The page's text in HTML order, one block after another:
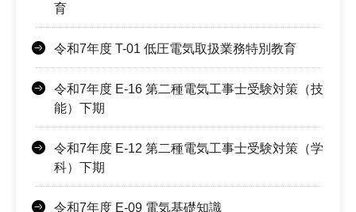
育
令和7年度 T-01 低圧電気取扱業務特別教育
令和7年度 E-16 第二種電気工事士受験対策（技
能）下期
令和7年度 E-12 第二種電気工事士受験対策（学
科）下期
令和7年度 E-09 電気基礎知識